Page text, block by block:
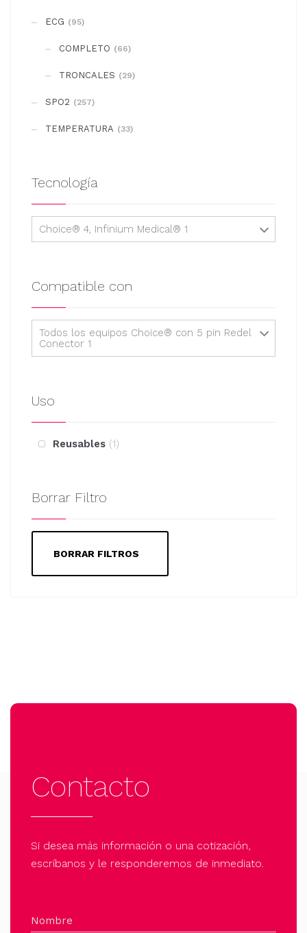
pueden
elegir
página
de
ECG (95)
COMPLETO (66)
TRONCALES (29)
SPO2 (257)
TEMPERATURA (33)
Tecnología
Choice® 4, Infinium Medical® 1
Compatible con
Todos los equipos Choice® con 5 pin Redel
Conector 1
Uso
Reusables 1
Borrar Filtro
BORRAR FILTROS
Contacto
Si desea más información o una cotización,
escríbanos y le responderemos de inmediato.
Nombre